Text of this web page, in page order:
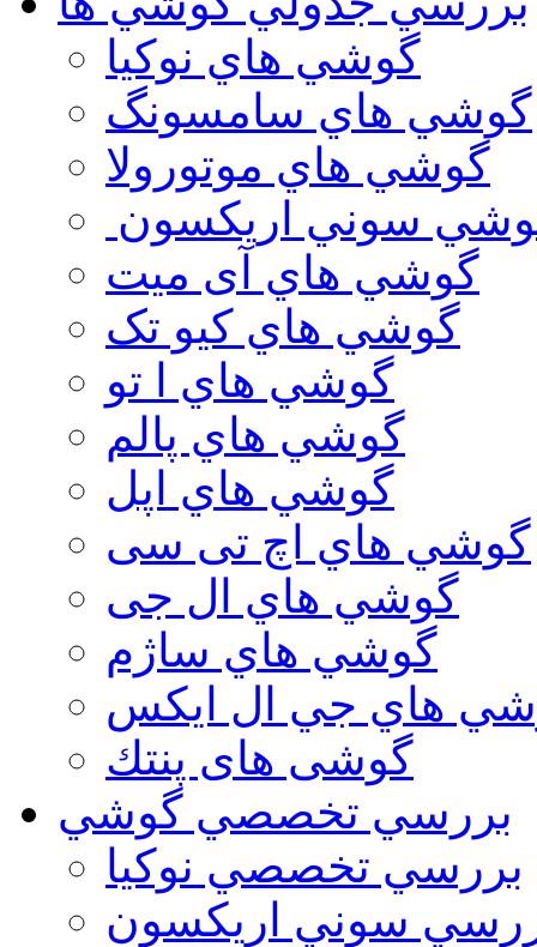
گوشي هاي نوكيا
گوشي هاي سامسونگ
گوشي هاي موتورولا
سوني اريكسون
گوشي هاي آی میت
گوشي هاي کیو تک
گوشي هاي ا تو
گوشي هاي پالم
گوشي هاي اپل
گوشي هاي اچ تی سی
گوشي هاي ال جی
گوشي هاي ساژم
هاي جي ال ايكس
گوشی های پنتك
بررسي تخصصي گوشي
بررسي تخصصي نوكيا
سوني اريكسون